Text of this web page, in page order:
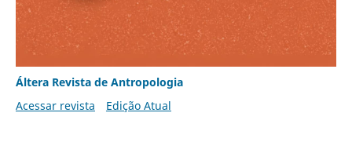
Áltera Revista de Antropologia
Acessar revista
Edição Atual